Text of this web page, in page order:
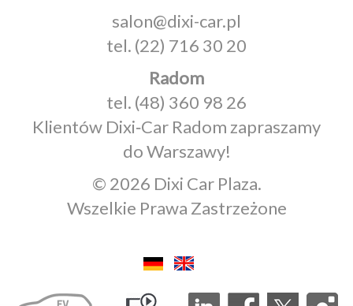
salon@dixi-car.pl
tel. (22) 716 30 20
Radom
tel. (48) 360 98 26
Klientów Dixi‑Car Radom zapraszamy
do Warszawy!
© 2026 Dixi Car Plaza.
Wszelkie Prawa Zastrzeżone